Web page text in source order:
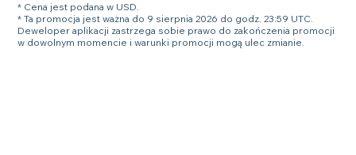
* Cena jest podana w USD.
* Ta promocja jest ważna do 9 sierpnia 2026 do godz. 23:59 UTC.
Deweloper aplikacji zastrzega sobie prawo do zakończenia promocji
w dowolnym momencie i warunki promocji mogą ulec zmianie.